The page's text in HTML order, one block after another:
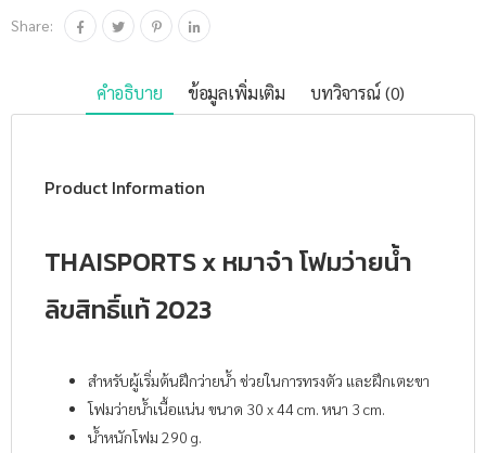
Share:
คำอธิบาย ข้อมูลเพิ่มเติม บทวิจารณ์ (0)
Product Information
THAISPORTS x หมาจ๋า โฟมว่ายน้ำ
ลิขสิทธิ์แท้ 2023
สำหรับผู้เริ่มต้นฝึกว่ายน้ำ ช่วยในการทรงตัว และฝึกเตะขา
โฟมว่ายน้ำเนื้อแน่น ขนาด 30 x 44 cm. หนา 3 cm.
น้ำหนักโฟม 290 g.